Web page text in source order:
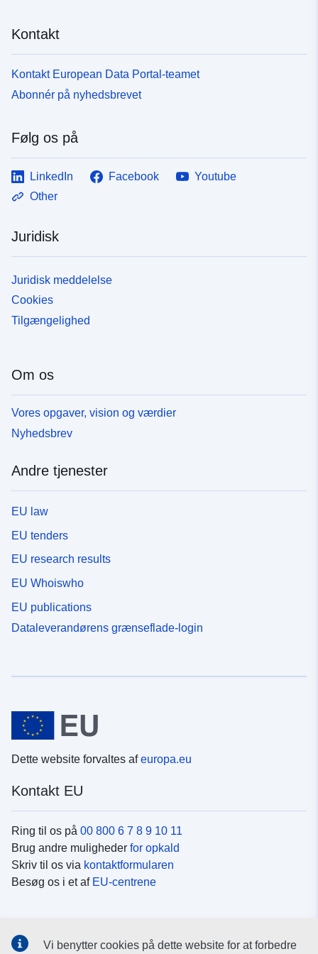
Kontakt
Kontakt European Data Portal-teamet
Abonnér på nyhedsbrevet
Følg os på
LinkedIn Facebook
Youtube
Other
Juridisk
Juridisk meddelelse
Cookies
Tilgængelighed
Om os
Vores opgaver, vision og værdier
Nyhedsbrev
Andre tjenester
EU law
EU tenders
EU research results
EU Whoiswho
EU publications
Dataleverandørens grænseflade-login
Dette website forvaltes afeuropa.eu
Kontakt EU
Ring til os på 00 800 6 7 8 9 10 11
Brug andre muligheder for opkald
Skriv til os via kontaktformularen
Besøg os i et af EU-centrene
Vi benytter cookies på dette website for at forbedre